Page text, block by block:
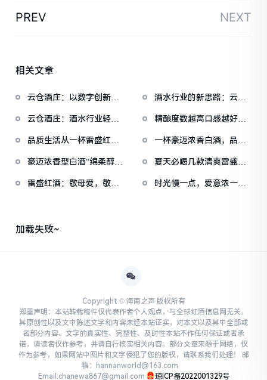
PREV NEXT
相关文章
云仓酒庄：以数字创新重
酒水行业的新思路：云仓
云仓酒庄：酒水行业轻量
精酿度数越高口感越好？F
品质生活从一杯雷盛红酒
一杯豪迈浓香白酒，品的
豪迈浓香型白酒“绵柔醇
夏天必喝几款清爽雷盛葡
雷盛红酒：敬母爱，敬岁
时光慢一点，爱意浓一
加载失败~
Copyright © 海南之声 版权所有
郑重声明：本站转载稿件仅代表作者个人观点，与全球红酒信息网无关。
其原创性以及文中陈述文字和内容未经本站证实，对本文以及其中全部或
者部分内容、文字的真实性、完整性、及时性本站不作任何保证或者承
诺，请读者仅作参考，并请自行核实相关内容。部分文章来源于网络，仅
作为参考，如果网站中图片和文字侵犯了您的版权，请联系我们处理！ 邮
箱：hannanworld@163.com
Email:chanewa867@gmail.com
琼ICP备2022001329号